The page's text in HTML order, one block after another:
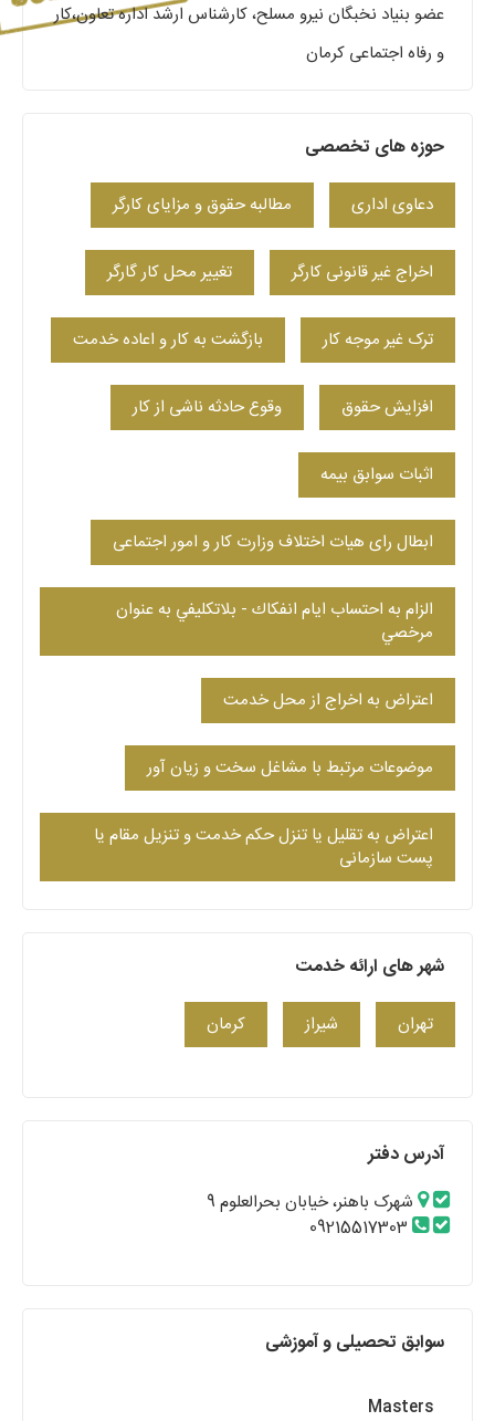
عضو بنیاد نخبگان نیرو مسلح، کارشناس ارشد اداره تعاون،کار
و رفاه اجتماعی کرمان
حوزه های تخصصی
دعاوی اداری مطالبه حقوق و مزایای کارگر
اخراج غیر قانونی کارگر تغییر محل کار گارگر
ترک غیر موجه کار بازگشت به کار و اعاده خدمت
افزایش حقوق وقوع حادثه ناشی از کار
اثبات سوابق بیمه
ابطال رای هیات اختلاف وزارت کار و امور اجتماعی
الزام به احتساب ايام انفكاك - بلاتكليفي به عنوان
مرخصي
اعتراض به اخراج از محل خدمت
موضوعات مرتبط با مشاغل سخت و زیان آور
اعتراض به تقلیل یا تنزل حکم خدمت و تنزیل مقام یا
پست سازمانی
شهر های ارائه خدمت
تهران شیراز کرمان
آدرس دفتر
شهرک باهنر، خیابان بحرالعلوم 9
09215517303
سوابق تحصیلی و آموزشی
Masters